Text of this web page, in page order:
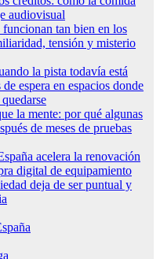
audiovisual
funcionan tan bien en los
tensión y misterio
la pista todavía está
espera en espacios donde
la mente: por qué algunas
de meses de pruebas
acelera la renovación
digital de equipamiento
deja de ser puntual y